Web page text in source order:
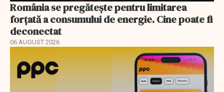
România se pregătește pentru limitarea
forțată a consumului de energie. Cine poate fi
deconectat
06 AUGUST 2026